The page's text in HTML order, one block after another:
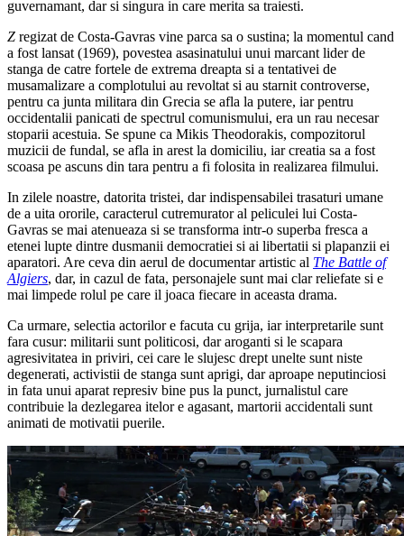
guvernamant, dar si singura in care merita sa traiesti.
Z regizat de Costa-Gavras vine parca sa o sustina; la momentul cand
a fost lansat (1969), povestea asasinatului unui marcant lider de
stanga de catre fortele de extrema dreapta si a tentativei de
musamalizare a complotului au revoltat si au starnit controverse,
pentru ca junta militara din Grecia se afla la putere, iar pentru
occidentalii panicati de spectrul comunismului, era un rau necesar
stoparii acestuia. Se spune ca Mikis Theodorakis, compozitorul
muzicii de fundal, se afla in arest la domiciliu, iar creatia sa a fost
scoasa pe ascuns din tara pentru a fi folosita in realizarea filmului.
In zilele noastre, datorita tristei, dar indispensabilei trasaturi umane
de a uita ororile, caracterul cutremurator al peliculei lui Costa-
Gavras se mai atenueaza si se transforma intr-o superba fresca a
etenei lupte dintre dusmanii democratiei si ai libertatii si plapanzii ei
aparatori. Are ceva din aerul de documentar artistic al The Battle of
Algiers, dar, in cazul de fata, personajele sunt mai clar reliefate si e
mai limpede rolul pe care il joaca fiecare in aceasta drama.
Ca urmare, selectia actorilor e facuta cu grija, iar interpretarile sunt
fara cusur: militarii sunt politicosi, dar aroganti si le scapara
agresivitatea in priviri, cei care le slujesc drept unelte sunt niste
degenerati, activistii de stanga sunt aprigi, dar aproape neputinciosi
in fata unui aparat represiv bine pus la punct, jurnalistul care
contribuie la dezlegarea itelor e agasant, martorii accidentali sunt
animati de motivatii puerile.